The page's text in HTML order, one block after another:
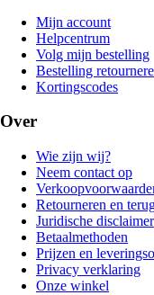
Mijn account
Helpcentrum
Volg mijn bestelling
Bestelling
Kortingscodes
Over
Wie zijn wij?
Neem contact op
Retourneren en
Juridische disclaimer
Betaalmethoden
Prijzen en
Privacy verklaring
Onze winkel